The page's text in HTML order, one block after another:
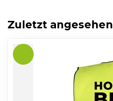
Zuletzt angesehen